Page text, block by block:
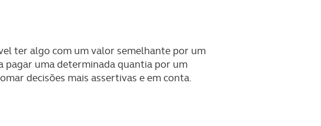
ter algo com um valor semelhante por um
pagar uma determinada quantia por um
decisões mais assertivas e em conta.